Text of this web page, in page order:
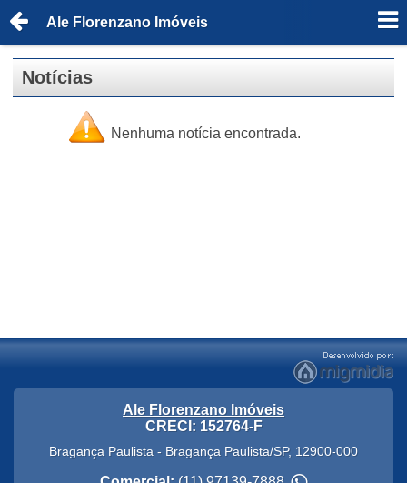
Ale Florenzano Imóveis
Notícias
Nenhuma notícia encontrada.
Ale Florenzano Imóveis
CRECI: 152764-F
Bragança Paulista - Bragança Paulista/SP, 12900-000